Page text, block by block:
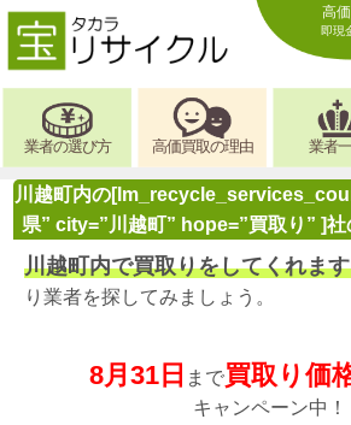
高
即現
業者の選び方 高価買取の理由 業者
川越町内の
県” city=”川越町” hope=”買取り” ]
川越町内で買取りをしてくれま
り業者を探してみましょう。
8月31日 まで買取り価
キャンペーン中！